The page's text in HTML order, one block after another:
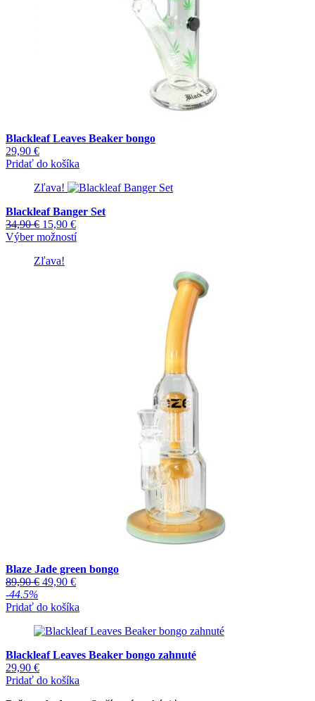
Blackleaf Leaves Beaker bongo
29,90 €
Pridať do košíka
Zľava!
Blackleaf Banger Set
34,90€ Pôvodná
cena
34,90 €.
15,90 €Aktuálna
cena
Výber možnostíTento
Zľava!
Blaze Jade green bongo
89,90€ Pôvodná
bola:
49,90 €Aktuálna
je:
-44.5%
Pridať do košíka
Blackleaf Leaves Beaker bongo zahnuté
29,90 €
Pridať do košíka